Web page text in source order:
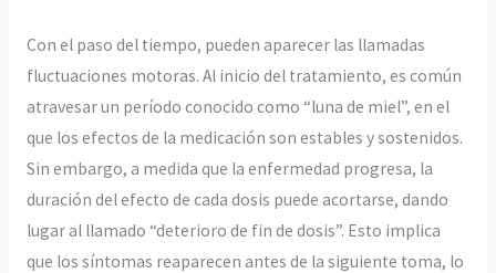
Con el paso del tiempo, pueden aparecer las llamadas
fluctuaciones motoras. Al inicio del tratamiento, es común
atravesar un período conocido como “luna de miel”, en el
que los efectos de la medicación son estables y sostenidos.
Sin embargo, a medida que la enfermedad progresa, la
duración del efecto de cada dosis puede acortarse, dando
lugar al llamado “deterioro de fin de dosis”. Esto implica
que los síntomas reaparecen antes de la siguiente toma, lo